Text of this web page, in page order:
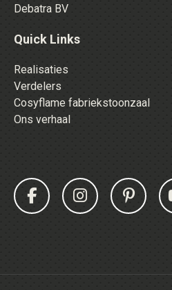
Debatra BV
Quick Links
Realisaties
Verdelers
Cosyflame fabriekstoonzaal
Ons verhaal